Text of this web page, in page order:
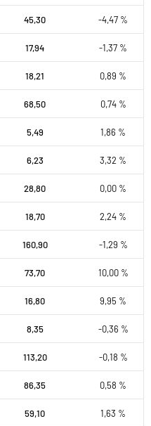
45,30 -4,47 %
17,94 -1,37 %
18,21 0,89 %
68,50 0,74 %
5,49 1,86 %
6,23 3,32 %
28,80 0,00 %
18,70 2,24 %
160,90 -1,29 %
73,70 10,00 %
16,80 9,95 %
8,35 -0,36 %
113,20 -0,18 %
86,35 0,58 %
59,10 1,63 %